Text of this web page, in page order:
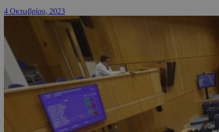
4 Οκτωβρίου, 2023